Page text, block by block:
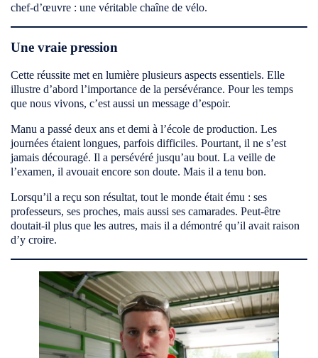
chef-d’œuvre : une véritable chaîne de vélo.
Une vraie pression
Cette réussite met en lumière plusieurs aspects essentiels. Elle
illustre d’abord l’importance de la persévérance. Pour les temps
que nous vivons, c’est aussi un message d’espoir.
Manu a passé deux ans et demi à l’école de production. Les
journées étaient longues, parfois difficiles. Pourtant, il ne s’est
jamais découragé. Il a persévéré jusqu’au bout. La veille de
l’examen, il avouait encore son doute. Mais il a tenu bon.
Lorsqu’il a reçu son résultat, tout le monde était ému : ses
professeurs, ses proches, mais aussi ses camarades. Peut-être
doutait-il plus que les autres, mais il a démontré qu’il avait raison
d’y croire.